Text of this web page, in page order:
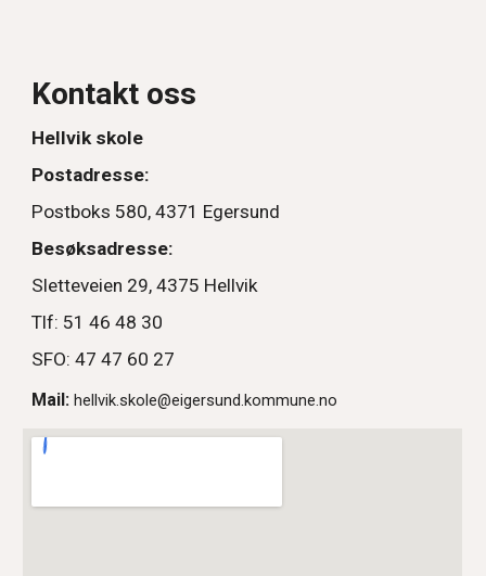
Kontakt oss
Hellvik skole
Postadresse:
Postboks 580, 4371 Egersund
Besøksadresse:
Sletteveien 29, 4375 Hellvik
Tlf: 51 46 48 30
SFO: 47 47 60 27
Mail: hellvik.skole@eigersund.kommune.no